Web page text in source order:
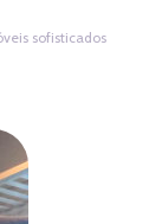
sofisticados